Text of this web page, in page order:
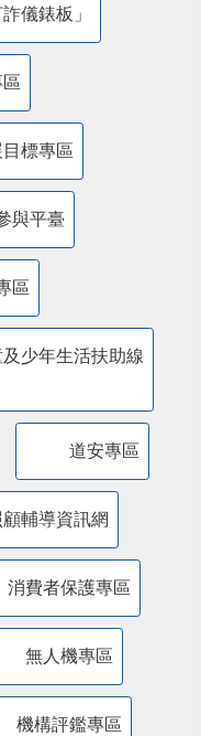
儀錶板」
標專區
與平臺
區
少年生活扶助線
道安專區
輔導資訊網
消費者保護專區
無人機專區
機構評鑑專區